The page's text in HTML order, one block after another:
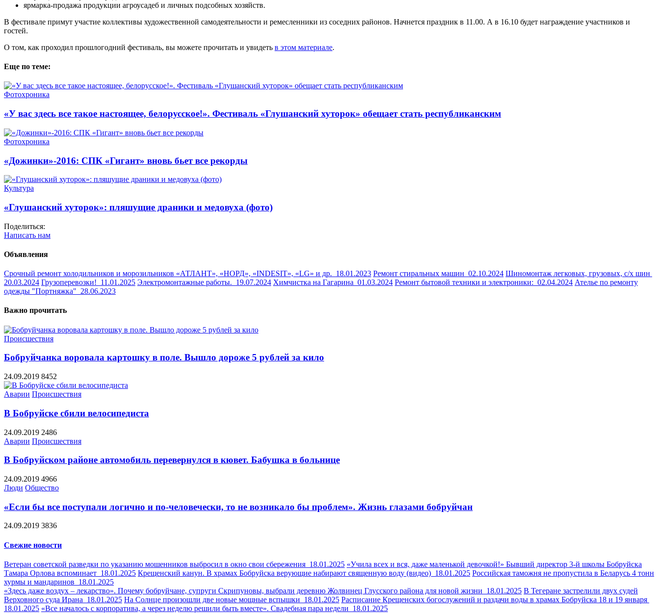
ярмарка-продажа продукции агроусадеб и личных подсобных хозяйств.
В фестивале примут участие коллективы художественной самодеятельности и ремесленники из соседних районов. Начнется праздник в 11.00. А в 16.10 будет награждение участников и
гостей.
О том, как проходил прошлогодний фестиваль, вы можете прочитать и увидеть в этом материале.
Еще по теме:
Фотохроника
«У вас здесь все такое настоящее, белорусское!». Фестиваль «Глушанский хуторок» обещает стать республиканским
Фотохроника
«Дожинки»-2016: СПК «Гигант» вновь бьет все рекорды
Культура
«Глушанский хуторок»: пляшущие драники и медовуха (фото)
Поделиться:
Написать нам
Объявления
Срочный ремонт холодильников и морозильников «АТЛАНТ», «НОРД», «INDESIT», «LG» и др. 18.01.2023 Ремонт стиральных машин 02.10.2024 Шиномонтаж легковых, грузовых, с/х шин
20.03.2024 Грузоперевозки! 11.01.2025 Электромонтажные работы. 19.07.2024 Химчистка на Гагарина 01.03.2024 Ремонт бытовой техники и электроники: 02.04.2024 Ателье по ремонту
одежды "Портняжка" 28.06.2023
Важно прочитать
Происшествия
Бобруйчанка воровала картошку в поле. Вышло дороже 5 рублей за кило
24.09.2019 8452
Аварии Происшествия
В Бобруйске сбили велосипедиста
24.09.2019 2486
Аварии Происшествия
В Бобруйском районе автомобиль перевернулся в кювет. Бабушка в больнице
24.09.2019 4966
Люди Общество
«Если бы все поступали логично и по-человечески, то не возникало бы проблем». Жизнь глазами бобруйчан
24.09.2019 3836
Свежие новости
Ветеран советской разведки по указанию мошенников выбросил в окно свои сбережения 18.01.2025 «Учила всех и вся, даже маленькой девочкой!» Бывший директор 3-й школы Бобруйска
Тамара Орлова вспоминает 18.01.2025 Крещенский канун. В храмах Бобруйска верующие набирают священную воду (видео) 18.01.2025 Российская таможня не пропустила в Беларусь 4 тонн
хурмы и мандаринов 18.01.2025
«Здесь даже воздух – лекарство». Почему бобруйчане, супруги Скрипуновы, выбрали деревню Жолвинец Глусского района для новой жизни 18.01.2025 В Тегеране застрелили двух судей
Верховного суда Ирана 18.01.2025 На Солнце произошли две новые мощные вспышки 18.01.2025 Расписание Крещенских богослужений и раздачи воды в храмах Бобруйска 18 и 19 января
18.01.2025 «Все началось с корпоратива, а через неделю решили быть вместе». Свадебная пара недели 18.01.2025